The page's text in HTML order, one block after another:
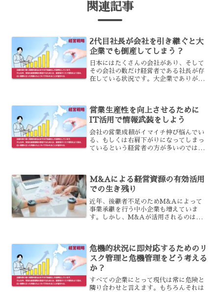
関連記事
2代目社長が会社を引き継ぐと大
企業でも倒産してしまう？
日本にはたくさんの会社があり、そして
その会社の数だけ経営者である社長が存
在している状況です。大企業でありがち
るということです。2代目...
営業生産性を向上させるために
IT活用で情報武装をしよう
会社の営業成績がイマイチ伸び悩んでい
る、もしくは右肩下がりになってしまっ
ているという経営者の方が多いのではな
す。そこで今回はそのような...
M&Aによる経営資源の有効活用
での生き残り
近年、後継者不足のためM&Aによって
事業承継を行う中小企業も増えていま
す。しかし、M&Aが活用されるのはそ
いのです。生き残るための、...
危機的状況に即対応するためのリ
スク管理と危機管理をどう考える
か？
すべての企業にとって現代は常に危険と
隣り合わせと言えます。もちろんそれは